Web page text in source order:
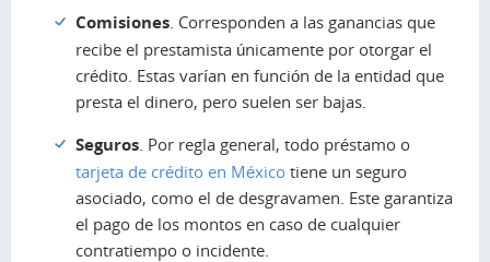
Comisiones . Corresponden a las ganancias que
recibe el prestamista únicamente por otorgar el
crédito. Estas varían en función de la entidad que
presta el dinero, pero suelen ser bajas.
Seguros . Por regla general, todo préstamo o
tarjeta de crédito en México tiene un seguro
asociado, como el de desgravamen. Este garantiza
el pago de los montos en caso de cualquier
contratiempo o incidente.